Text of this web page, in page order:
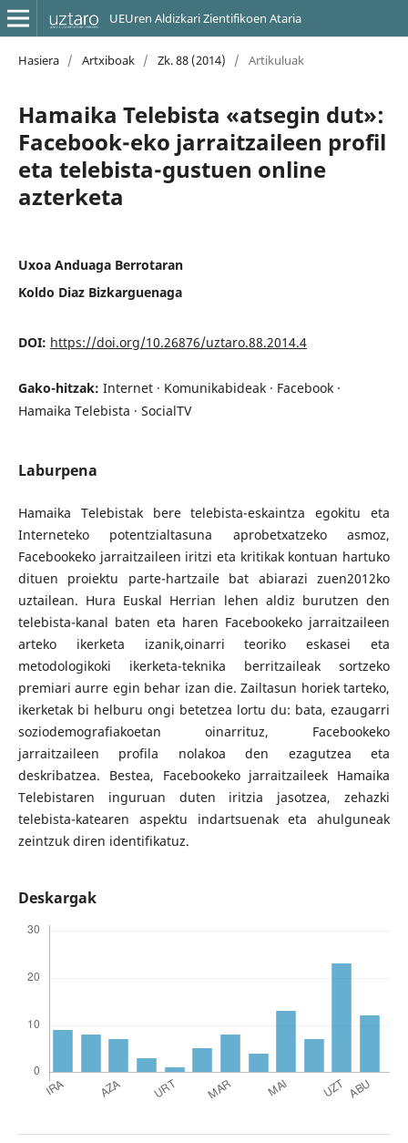
UEUren Aldizkari Zientifikoen Ataria
Hasiera / Artxiboak / Zk. 88 (2014) / Artikuluak
Hamaika Telebista «atsegin dut»:
Facebook-eko jarraitzaileen profil
eta telebista-gustuen online
azterketa
Uxoa Anduaga Berrotaran
Koldo Diaz Bizkarguenaga
DOI: https://doi.org/10.26876/uztaro.88.2014.4
Gako-hitzak: Internet · Komunikabideak · Facebook ·
Hamaika Telebista · SocialTV
Laburpena
Hamaika Telebistak bere telebista-eskaintza egokitu eta
Interneteko potentzialtasuna aprobetxatzeko asmoz,
Facebookeko jarraitzaileen iritzi eta kritikak kontuan hartuko
dituen proiektu parte-hartzaile bat abiarazi zuen2012ko
uztailean. Hura Euskal Herrian lehen aldiz burutzen den
telebista-kanal baten eta haren Facebookeko jarraitzaileen
arteko ikerketa izanik,oinarri teoriko eskasei eta
metodologikoki ikerketa-teknika berritzaileak sortzeko
premiari aurre egin behar izan die. Zailtasun horiek tarteko,
ikerketak bi helburu ongi betetzea lortu du: bata, ezaugarri
soziodemografiakoetan oinarrituz, Facebookeko
jarraitzaileen profila nolakoa den ezagutzea eta
deskribatzea. Bestea, Facebookeko jarraitzaileek Hamaika
Telebistaren inguruan duten iritzia jasotzea, zehazki
telebista-katearen aspektu indartsuenak eta ahulguneak
zeintzuk diren identifikatuz.
Deskargak